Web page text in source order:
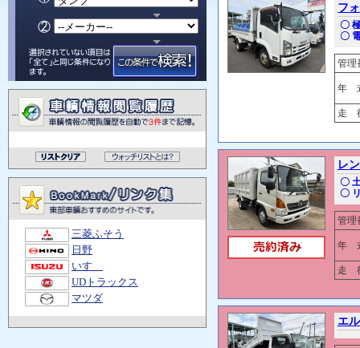
三菱ふそう
日野
いすゞ
UDトラックス
マツダ
フ
〇
〇
管理
年
走
レ
〇
〇
管理
年
走
エ